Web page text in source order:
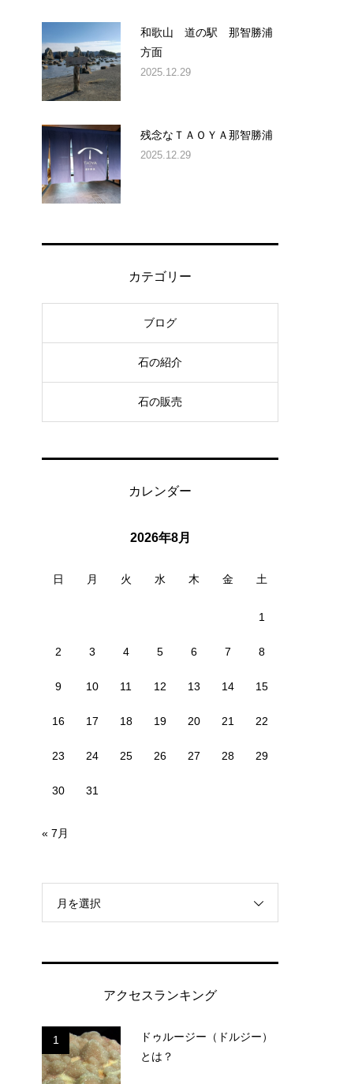
和歌山 道の駅 那智勝浦
方面
2025.12.29
残念なＴＡＯＹＡ那智勝浦
2025.12.29
カテゴリー
ブログ
石の紹介
石の販売
カレンダー
2026年8月
日 月 火 水 木 金 土
1
2 3 4 5 6 7 8
9 10 11 12 13 14 15
16 17 18 19 20 21 22
23 24 25 26 27 28 29
30 31
« 7月
月を選択
アクセスランキング
1
ドゥルージー（ドルジー）
とは？